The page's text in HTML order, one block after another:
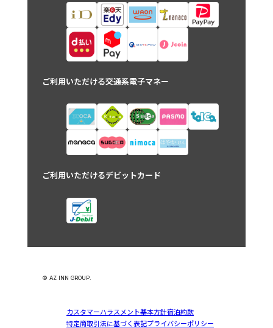
ご利用いただける交通系電子マネー
ご利用いただけるデビットカード
© AZ INN GROUP.
カスタマーハラスメント基本方針宿泊約款
特定商取引法に基づく表記プライバシーポリシー